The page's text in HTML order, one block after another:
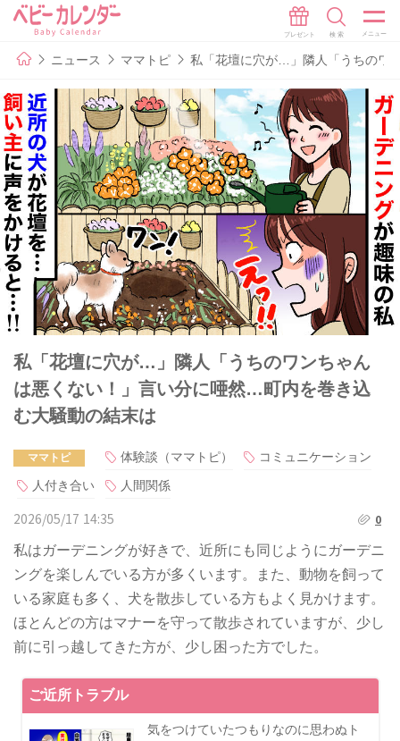
ニュース ママトピ 私「花壇に穴が…」隣人「うちのワ
私「花壇に穴が…」隣人「うちのワンちゃん
は悪くない！」言い分に唖然…町内を巻き込
む大騒動の結末は
ママトピ 体験談（ママトピ）
コミュニケーション
人付き合い
人間関係
2026/05/17 14:35 0
私はガーデニングが好きで、近所にも同じようにガーデニ
ングを楽しんでいる方が多くいます。また、動物を飼って
いる家庭も多く、犬を散歩している方もよく見かけます。
ほとんどの方はマナーを守って散歩されていますが、少し
前に引っ越してきた方が、少し困った方でした。
ご近所トラブル
気をつけていたつもりなのに思わぬト